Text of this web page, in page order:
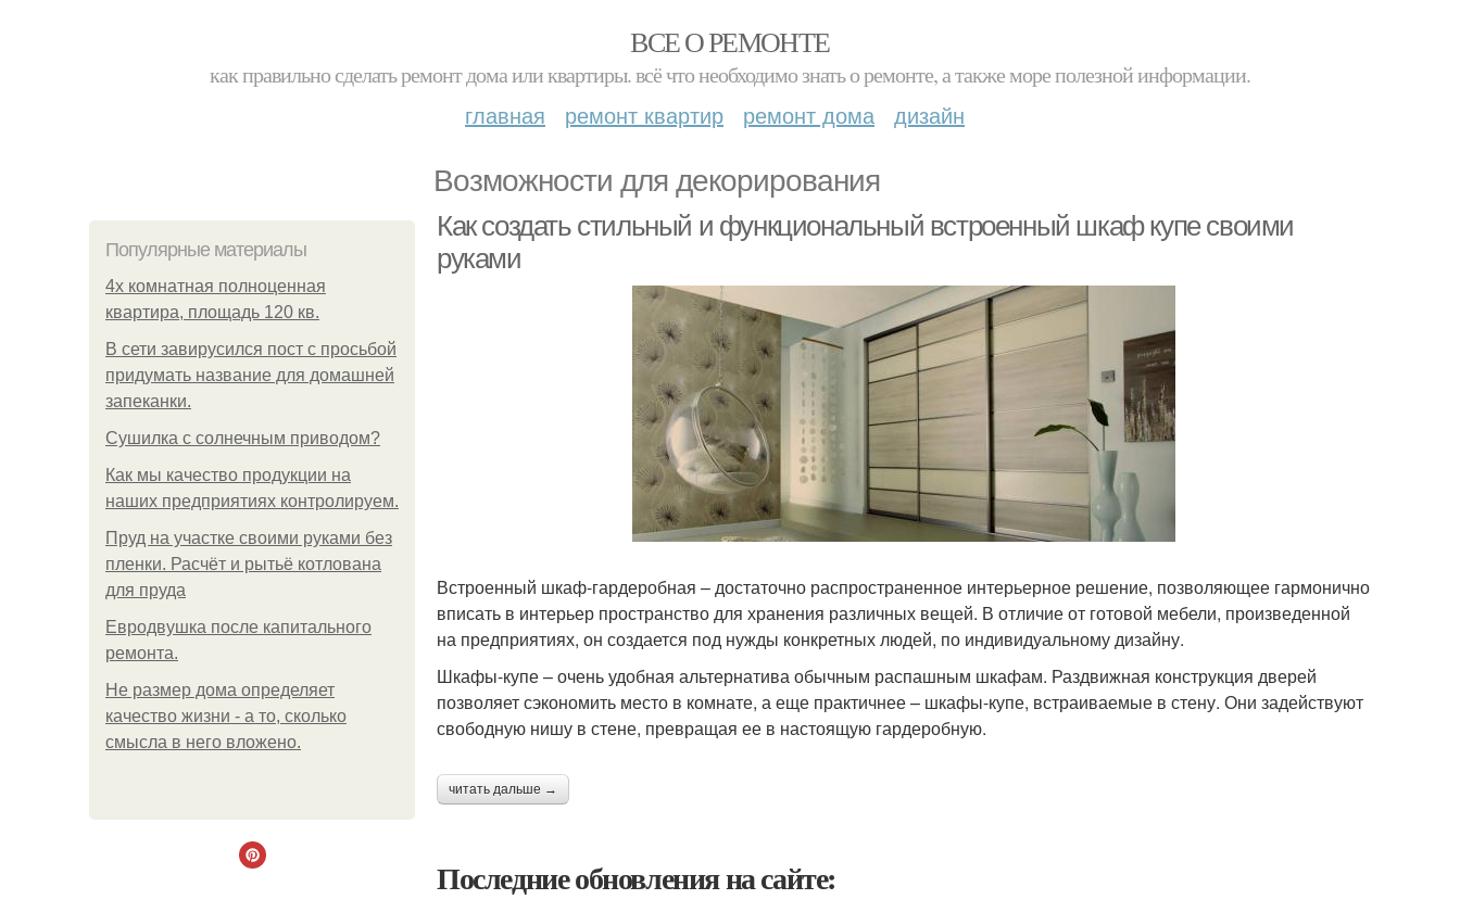
ВСЕ О РЕМОНТЕ
как правильно сделать ремонт дома или квартиры. всё что необходимо знать о ремонте, а также море полезной информации.
главная ремонт квартир ремонт дома дизайн
Возможности для декорирования
Популярные материалы
4x комнатная полноценная
квартира, площадь 120 кв.
В сети завирусился пост с просьбой
придумать название для домашней
запеканки.
Сушилка с солнечным приводом?
Как мы качество продукции на
наших предприятиях контролируем.
Пруд на участке своими руками без
пленки. Расчёт и рытьё котлована
для пруда
Евродвушка после капитального
ремонта.
Не размер дома определяет
качество жизни - а то, сколько
смысла в него вложено.
Как создать стильный и функциональный встроенный шкаф купе своими
руками
Встроенный шкаф-гардеробная – достаточно распространенное интерьерное решение, позволяющее гармонично
вписать в интерьер пространство для хранения различных вещей. В отличие от готовой мебели, произведенной
на предприятиях, он создается под нужды конкретных людей, по индивидуальному дизайну.
Шкафы-купе – очень удобная альтернатива обычным распашным шкафам. Раздвижная конструкция дверей
позволяет сэкономить место в комнате, а еще практичнее – шкафы-купе, встраиваемые в стену. Они задействуют
свободную нишу в стене, превращая ее в настоящую гардеробную.
читать дальше →
Последние обновления на сайте: